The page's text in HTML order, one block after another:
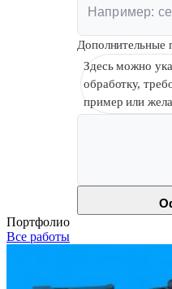
Дополнительные
Здесь можно
обработку,
пример или
Портфолио
Все работы